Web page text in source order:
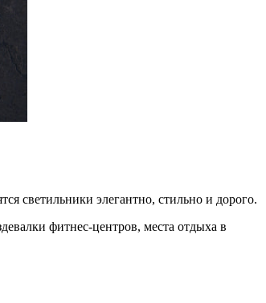
светильники элегантно, стильно и дорого.
фитнес-центров, места отдыха в